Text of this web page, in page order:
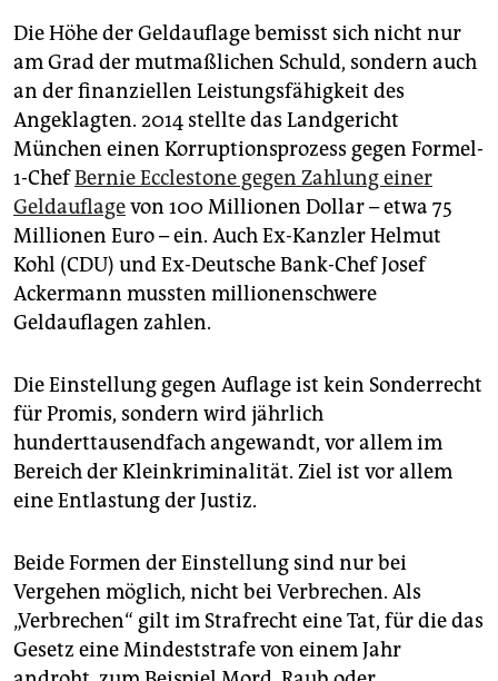
Die Höhe der Geldauflage bemisst sich nicht nur
am Grad der mutmaßlichen Schuld, sondern auch
an der finanziellen Leistungsfähigkeit des
Angeklagten. 2014 stellte das Landgericht
München einen Korruptionsprozess ­gegen Formel-
1-ChefBernie Ecclestone gegen Zahlung einer
Geldauflagevon 100 Millionen Dollar – etwa 75
Millionen Euro – ein. Auch Ex-Kanzler Helmut
Kohl (CDU) und Ex-Deutsche Bank-Chef Josef
Ackermann mussten millionenschwere
Geldauflagen zahlen.
Die Einstellung gegen Auflage ist kein Sonderrecht
für Promis, sondern wird jährlich
hunderttausendfach angewandt, vor allem im
Bereich der Kleinkriminalität. Ziel ist vor allem
eine Entlastung der Justiz.
Beide Formen der Einstellung sind nur bei
Vergehen möglich, nicht bei Verbrechen. Als
„Verbrechen“ gilt im Strafrecht eine Tat, für die das
Gesetz eine Mindeststrafe von einem Jahr